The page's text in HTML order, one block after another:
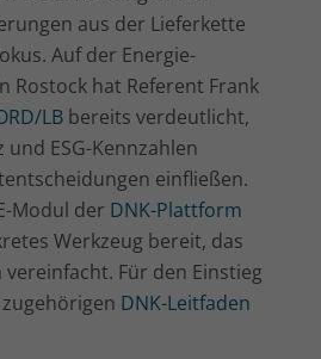
aus der Lieferkette
Auf der Energie-
Rostock hat Referent Frank
LB bereits verdeutlicht,
ESG-Kennzahlen
einfließen.
Modul der DNK-Plattform
Werkzeug bereit, das
Für den Einstieg
DNK-Leitfaden